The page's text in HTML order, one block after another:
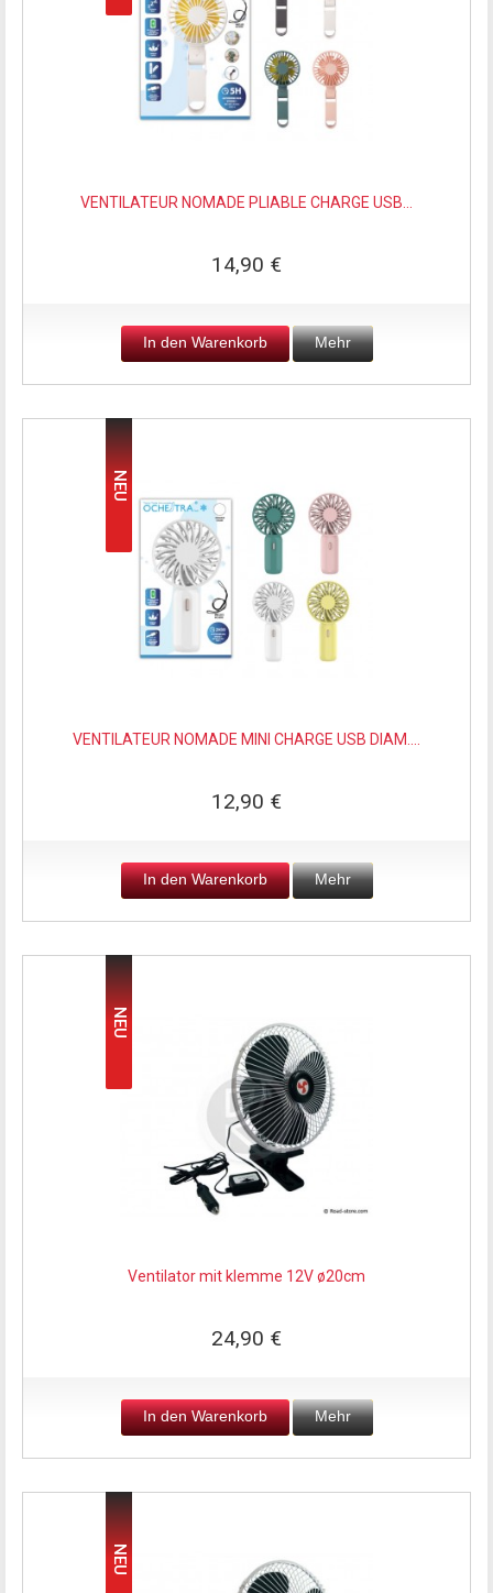
VENTILATEUR NOMADE PLIABLE CHARGE USB...
14,90 €
In den Warenkorb Mehr
NEU
VENTILATEUR NOMADE MINI CHARGE USB DIAM....
12,90 €
In den Warenkorb Mehr
NEU
Ventilator mit klemme 12V ø20cm
24,90 €
In den Warenkorb Mehr
NEU